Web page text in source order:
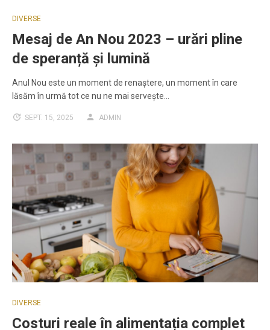
DIVERSE
Mesaj de An Nou 2023 – urări pline
de speranță și lumină
Anul Nou este un moment de renaștere, un moment în care
lăsăm în urmă tot ce nu ne mai servește…
SEPT. 15, 2025 ADMIN
DIVERSE
Costuri reale în alimentația complet